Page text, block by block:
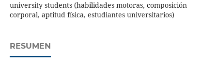
university students (habilidades motoras, composición
corporal, aptitud física, estudiantes universitarios)
RESUMEN